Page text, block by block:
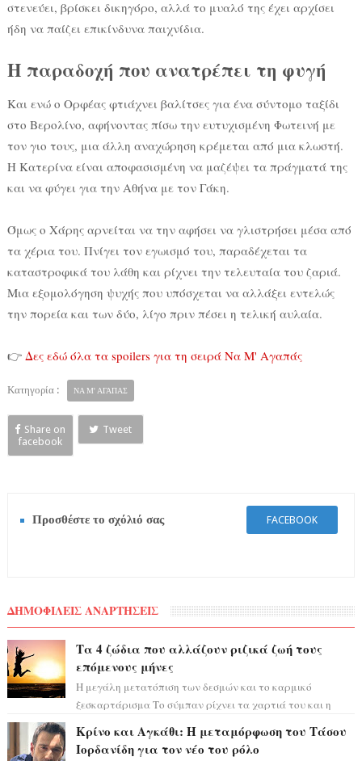
στενεύει, βρίσκει δικηγόρο, αλλά το μυαλό της έχει αρχίσει
ήδη να παίζει επικίνδυνα παιχνίδια.
Η παραδοχή που ανατρέπει τη φυγή
Και ενώ ο Ορφέας φτιάχνει βαλίτσες για ένα σύντομο ταξίδι
στο Βερολίνο, αφήνοντας πίσω την ευτυχισμένη Φωτεινή με
τον γιο τους, μια άλλη αναχώρηση κρέμεται από μια κλωστή.
Η Κατερίνα είναι αποφασισμένη να μαζέψει τα πράγματά της
και να φύγει για την Αθήνα με τον Γάκη.
Όμως ο Χάρης αρνείται να την αφήσει να γλιστρήσει μέσα από
τα χέρια του. Πνίγει τον εγωισμό του, παραδέχεται τα
καταστροφικά του λάθη και ρίχνει την τελευταία του ζαριά.
Μια εξομολόγηση ψυχής που υπόσχεται να αλλάξει εντελώς
την πορεία και των δύο, λίγο πριν πέσει η τελική αυλαία.
👉 Δες εδώ όλα τα spoilers για τη σειρά Να Μ' Αγαπάς
Κατηγορία : ΝΑ Μ' ΑΓΑΠΑΣ
Share on
facebook
Tweet
Προσθέστε το σχόλιό σας FACEBOOK
ΔΗΜΟΦΙΛΕΙΣ ΑΝΑΡΤΗΣΕΙΣ
Τα 4 ζώδια που αλλάζουν ριζικά ζωή τους
επόμενους μήνες
Η μεγάλη μετατόπιση των δεσμών και το καρμικό
ξεσκαρτάρισμα Το σύμπαν ρίχνει τα χαρτιά του και η
Κρίνο και Αγκάθι: Η μεταμόρφωση του Τάσου
Ιορδανίδη για τον νέο του ρόλο